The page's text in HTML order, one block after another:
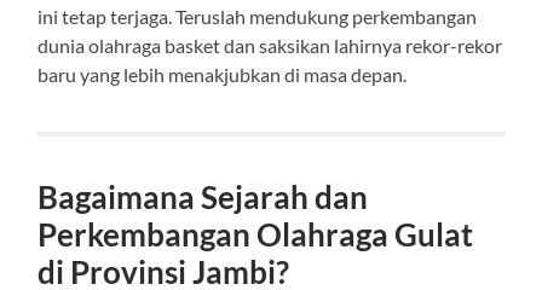
ini tetap terjaga. Teruslah mendukung perkembangan
dunia olahraga basket dan saksikan lahirnya rekor-rekor
baru yang lebih menakjubkan di masa depan.
Bagaimana Sejarah dan
Perkembangan Olahraga Gulat
di Provinsi Jambi?